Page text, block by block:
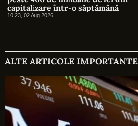
capitalizare într-o săptămână
10:23, 02 Aug 2026
ALTE ARTICOLE IMPORTANTE